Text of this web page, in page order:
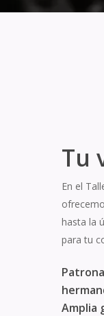
Tu
En el
hasta la
para tu
Amplia